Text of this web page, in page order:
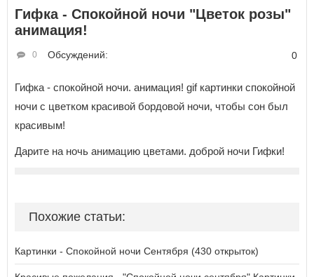
Гифка - Спокойной ночи "Цветок розы"
анимация!
Обсуждений:
0 0
Гифка - спокойной ночи. анимация! gif картинки спокойной
ночи с цветком красивой бордовой ночи, чтобы сон был
красивым!
Дарите на ночь анимацию цветами. доброй ночи Гифки!
Похожие статьи:
Картинки - Спокойной ночи Сентября (430 открыток)